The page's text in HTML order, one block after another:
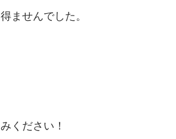
ませんでした。
ください！